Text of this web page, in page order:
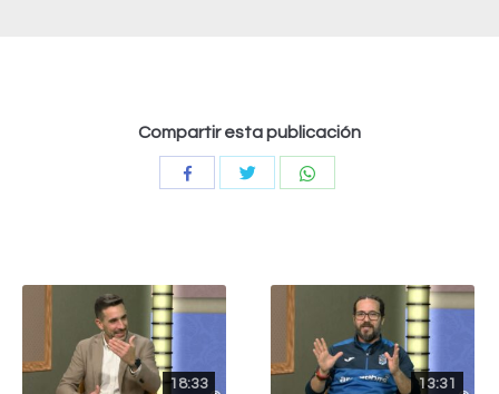
Compartir esta publicación
CompartirCompartir
18:33 13:31